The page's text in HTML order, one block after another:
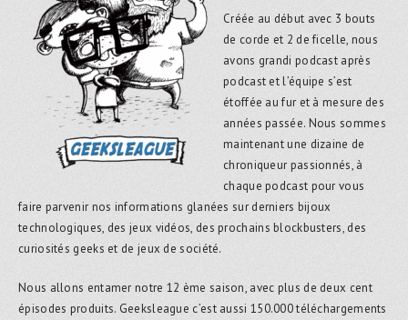
Créée au début avec 3 bouts
de corde et 2 de ficelle, nous
avons grandi podcast après
podcast et l’équipe s’est
étoffée au fur et à mesure des
années passée. Nous sommes
maintenant une dizaine de
chroniqueur passionnés, à
chaque podcast pour vous
faire parvenir nos informations glanées sur derniers bijoux
technologiques, des jeux vidéos, des prochains blockbusters, des
curiosités geeks et de jeux de société.
Nous allons entamer notre 12 ème saison, avec plus de deux cent
épisodes produits. Geeksleague c’est aussi 150.000 téléchargements